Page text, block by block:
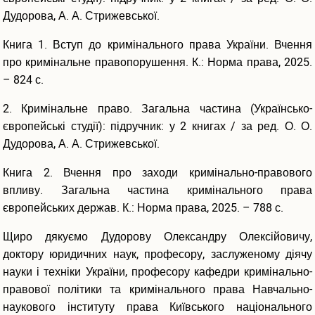
Бібліотеки України
ХУУП імені Леоніда Юзькова на сторінках Вікіпедії
Фотогалерея
ЕЛЕКТРОННІ РЕСУРСИ ХУУП
Електронний каталог
Картотека авторефератів
Картотека наукових праць
Перелік періодичних видань, які передплачує бібліотека
Програмні продукти
ТЕМАТИЧНІ РЕСУРСИ
Інструменти для дослідників
Джерела даних
Економічні науки
Дудорова, А. А. Стрижевської.
Книга 1. Вступ до кримінального права України. Вчення
про кримінальне правопорушення. К.: Норма права, 2025.
– 824 с.
2. Кримінальне право. Загальна частина (Українсько-
європейські студії): підручник: у 2 книгах / за ред. О. О.
Дудорова, А. А. Стрижевської.
Книга 2. Вчення про заходи кримінально-правового
впливу. Загальна частина кримінального права
європейських держав. К.: Норма права, 2025. – 788 с.
Щиро дякуємо Дудорову Олександру Олексійовичу,
доктору юридичних наук, професору, заслуженому діячу
науки і техніки України, професору кафедри кримінально-
правової політики та кримінального права Навчально-
наукового інституту права Київського національного